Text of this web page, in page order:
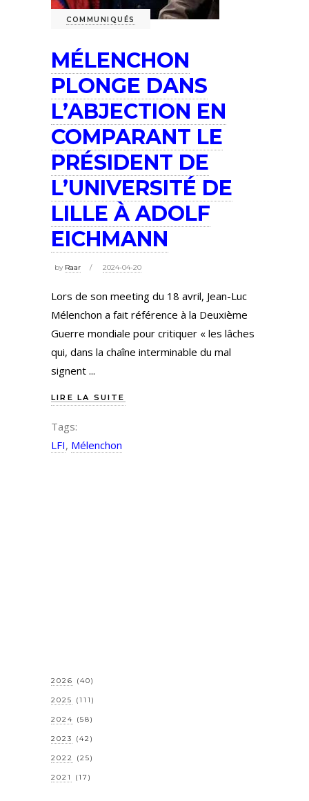
COMMUNIQUÉS
MÉLENCHON
PLONGE DANS
L’ABJECTION EN
COMPARANT LE
PRÉSIDENT DE
L’UNIVERSITÉ DE
LILLE À ADOLF
EICHMANN
by Raar 2024-04-20
Lors de son meeting du 18 avril, Jean-Luc
Mélenchon a fait référence à la Deuxième
Guerre mondiale pour critiquer « les lâches
qui, dans la chaîne interminable du mal
signent
LIRE LA SUITE
Tags:
LFI, Mélenchon
2026 (40)
2025 (111)
2024 (58)
2023 (42)
2022 (25)
2021 (17)